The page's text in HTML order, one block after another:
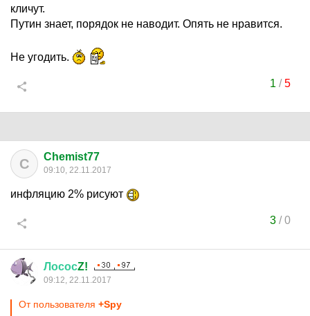
кличут.
Путин знает, порядок не наводит. Опять не нравится.
Не угодить.
1 /5
C Chemist77
09:10, 22.11.2017
инфляцию 2% рисуют
3/0
ЛососZ!
09:12, 22.11.2017
От пользователя +Spy